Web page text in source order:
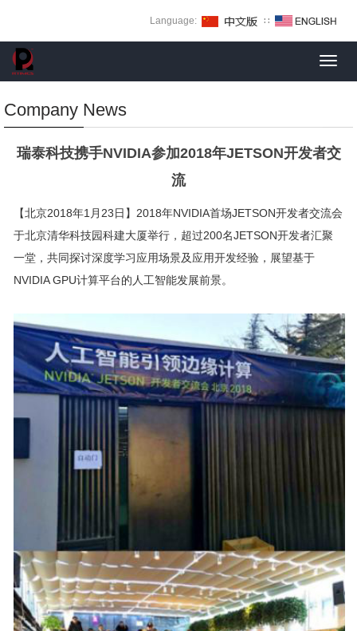
Language: ∷
Company News
瑞泰科技携手NVIDIA参加2018年JETSON开发者交
流
【北京2018年1月23日】2018年NVIDIA首场JETSON开发者交流会
于北京清华科技园科建大厦举行，超过200名JETSON开发者汇聚
一堂，共同探讨深度学习应用场景及应用开发经验，展望基于
NVIDIA GPU计算平台的人工智能发展前景。